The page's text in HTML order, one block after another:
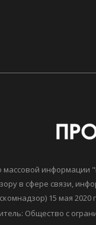
массовой
в сфере связи,
15 мая
Общество с